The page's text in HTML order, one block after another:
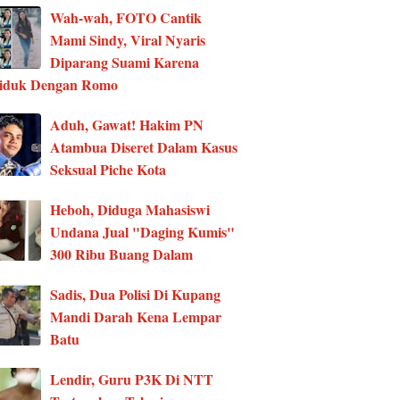
Wah-wah, FOTO Cantik
Mami Sindy, Viral Nyaris
Diparang Suami Karena
Dengan Romo
Aduh, Gawat! Hakim PN
Atambua Diseret Dalam Kasus
Seksual Piche Kota
Heboh, Diduga Mahasiswi
Undana Jual "Daging Kumis"
300 Ribu Buang Dalam
Sadis, Dua Polisi Di Kupang
Mandi Darah Kena Lempar
Batu
Lendir, Guru P3K Di NTT